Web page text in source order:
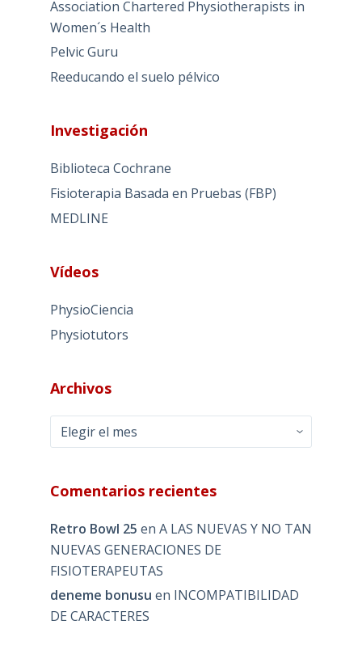
Association Chartered Physiotherapists in
Women´s Health
Pelvic Guru
Reeducando el suelo pélvico
Investigación
Biblioteca Cochrane
Fisioterapia Basada en Pruebas (FBP)
MEDLINE
Vídeos
PhysioCiencia
Physiotutors
Archivos
Archivos
Comentarios recientes
Retro Bowl 25 en A LAS NUEVAS Y NO TAN
NUEVAS GENERACIONES DE
FISIOTERAPEUTAS
deneme bonusu en INCOMPATIBILIDAD
DE CARACTERES